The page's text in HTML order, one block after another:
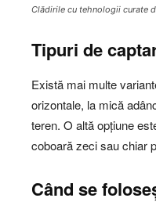
Clădirile cu tehnologii curate
Tipuri de
Există mai multe
orizontale, la mică
teren. O altă opțiune
coboară zeci sau chiar
Când se